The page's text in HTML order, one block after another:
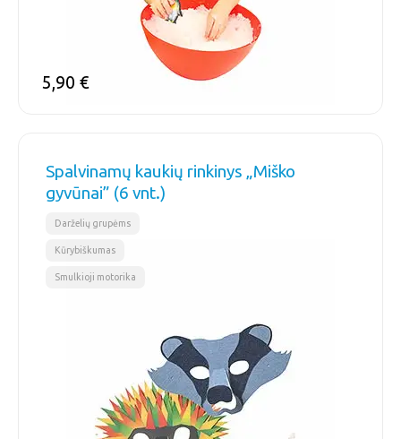
5,90 €
Spalvinamų kaukių rinkinys „Miško
gyvūnai” (6 vnt.)
Darželių grupėms
Kūrybiškumas
Smulkioji motorika